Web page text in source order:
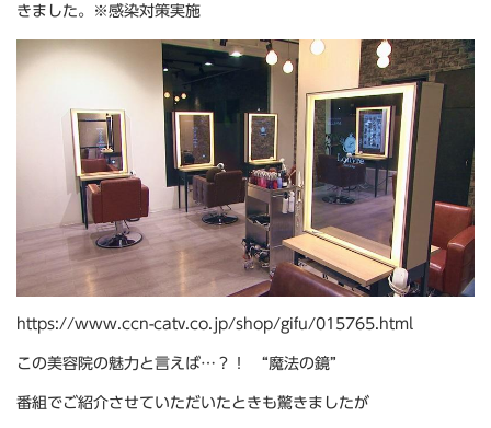
きました。※感染対策実施
https://www.ccn-catv.co.jp/shop/gifu/015765.html
この美容院の魅力と言えば…？！ “魔法の鏡”
番組でご紹介させていただいたときも驚きましたが